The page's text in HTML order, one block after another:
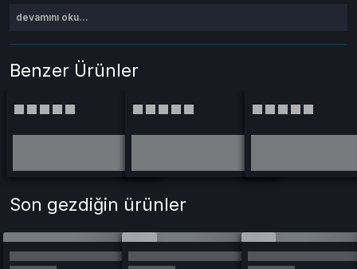
devamını oku...
Benzer Ürünler
Son gezdiğin ürünler